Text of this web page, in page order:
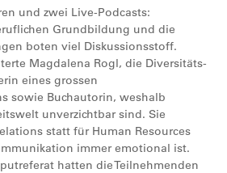
und zwei Live-Podcasts:
Grundbildung und die
boten viel Diskussionsstoff.
Magdalena Rogl, die Diversitäts-
eines grossen
sowie Buchautorin, weshalb
unverzichtbar sind. Sie
statt für Human Resources
immer emotional ist.
hatten die Teilnehmenden